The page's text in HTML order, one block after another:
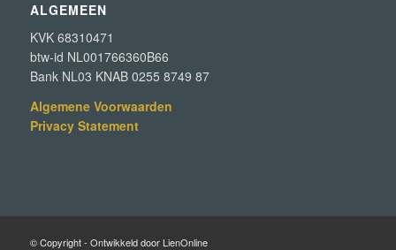
ALGEMEEN
KVK 68310471
btw-id NL001766360B66
Bank NL03 KNAB 0255 8749 87
Algemene Voorwaarden
Privacy Statement
© Copyright - Ontwikkeld door LienOnline